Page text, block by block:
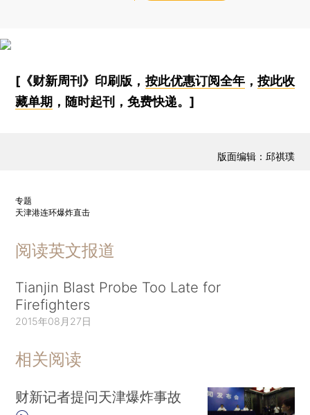
[《财新周刊》印刷版， 按此优惠订阅全年， 按此收
藏单期 ，随时起刊，免费快递。]
版面编辑：邱祺璞
专题
天津港连环爆炸直击
阅读英文报道
Tianjin Blast Probe Too Late for
Firefighters
2015年08月27日
相关阅读
财新记者提问天津爆炸事故